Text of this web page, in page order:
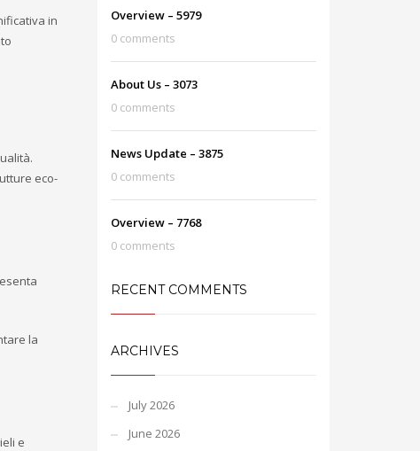
in
eco-
la
e
Overview – 5979
0 comments
About Us – 3073
0 comments
News Update – 3875
0 comments
Overview – 7768
0 comments
RECENT COMMENTS
ARCHIVES
July 2026
June 2026